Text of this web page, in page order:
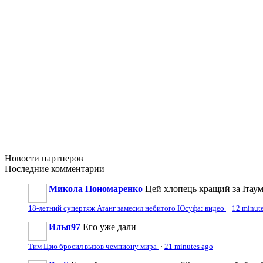
Новости партнеров
Последние комментарии
Микола Пономаренко Цей хлопець кращий за
18-летний супертяж Атанг замесил небитого Юсуфа: видео · 12
Илья97 Его уже дали
Тим Цзю бросил вызов чемпиону мира · 21 minutes ago